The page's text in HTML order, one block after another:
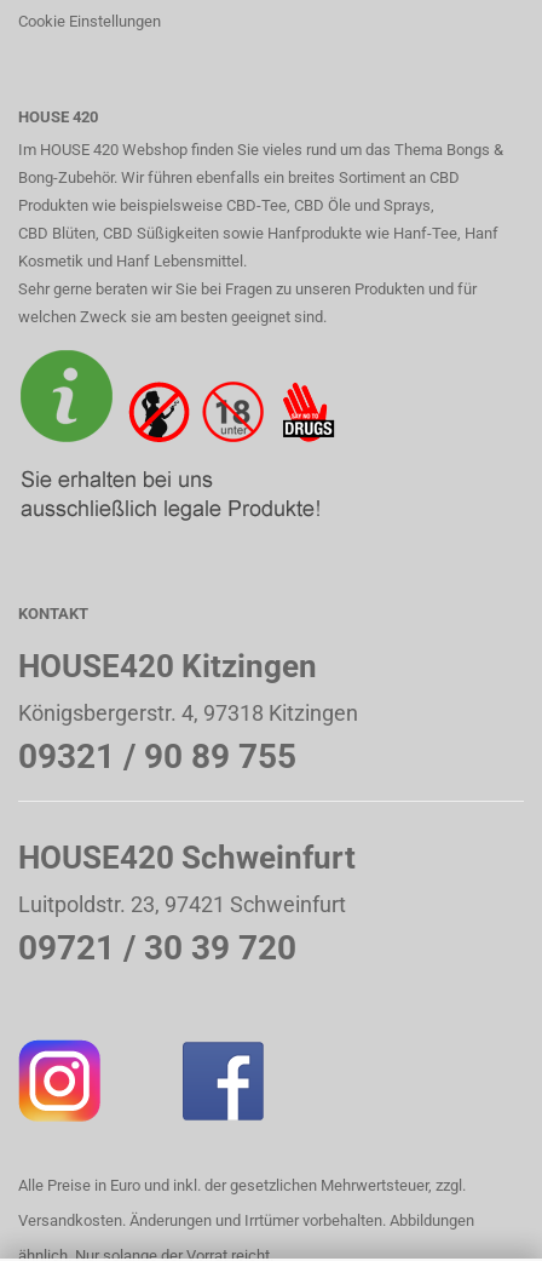
Cookie Einstellungen
HOUSE 420
Im HOUSE 420 Webshop finden Sie vieles rund um das Thema Bongs &
Bong-Zubehör. Wir führen ebenfalls ein breites Sortiment an CBD
Produkten wie beispielsweise CBD-Tee, CBD Öle und Sprays,
CBD Blüten, CBD Süßigkeiten sowie Hanfprodukte wie Hanf-Tee, Hanf
Kosmetik und Hanf Lebensmittel.
Sehr gerne beraten wir Sie bei Fragen zu unseren Produkten und für
welchen Zweck sie am besten geeignet sind.
KONTAKT
HOUSE420 Kitzingen
Königsbergerstr. 4, 97318 Kitzingen
09321 / 90 89 755
HOUSE420 Schweinfurt
Luitpoldstr. 23, 97421 Schweinfurt
09721 / 30 39 720
Alle Preise in Euro und inkl. der gesetzlichen Mehrwertsteuer, zzgl.
Versandkosten. Änderungen und Irrtümer vorbehalten. Abbildungen
ähnlich. Nur solange der Vorrat reicht.